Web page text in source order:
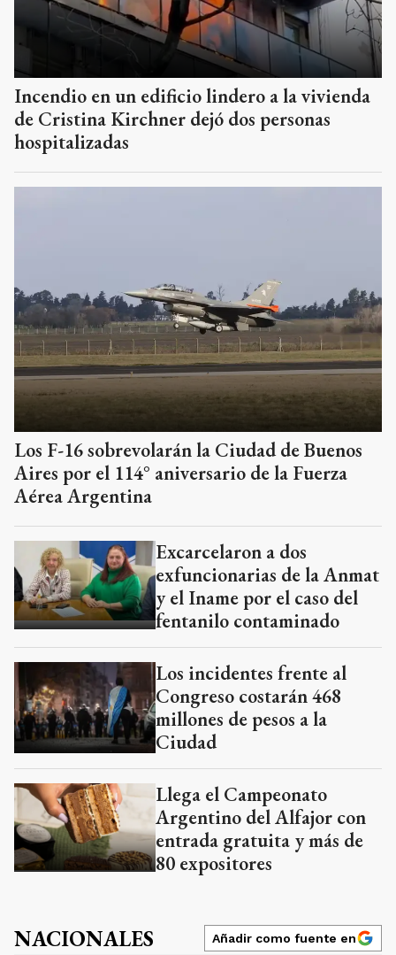
Incendio en un edificio lindero a la vivienda
de Cristina Kirchner dejó dos personas
hospitalizadas
Los F-16 sobrevolarán la Ciudad de Buenos
Aires por el 114° aniversario de la Fuerza
Aérea Argentina
Excarcelaron a dos
exfuncionarias de la Anmat
y el Iname por el caso del
fentanilo contaminado
Los incidentes frente al
Congreso costarán 468
millones de pesos a la
Ciudad
Llega el Campeonato
Argentino del Alfajor con
entrada gratuita y más de
80 expositores
NACIONALES Añadir como fuente en